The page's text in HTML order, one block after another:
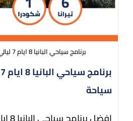
برنامج سياحي البانيا 8 ايام 7 ليالي - العرض العاشر
سياحة